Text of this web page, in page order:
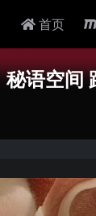
首页
秘语空间